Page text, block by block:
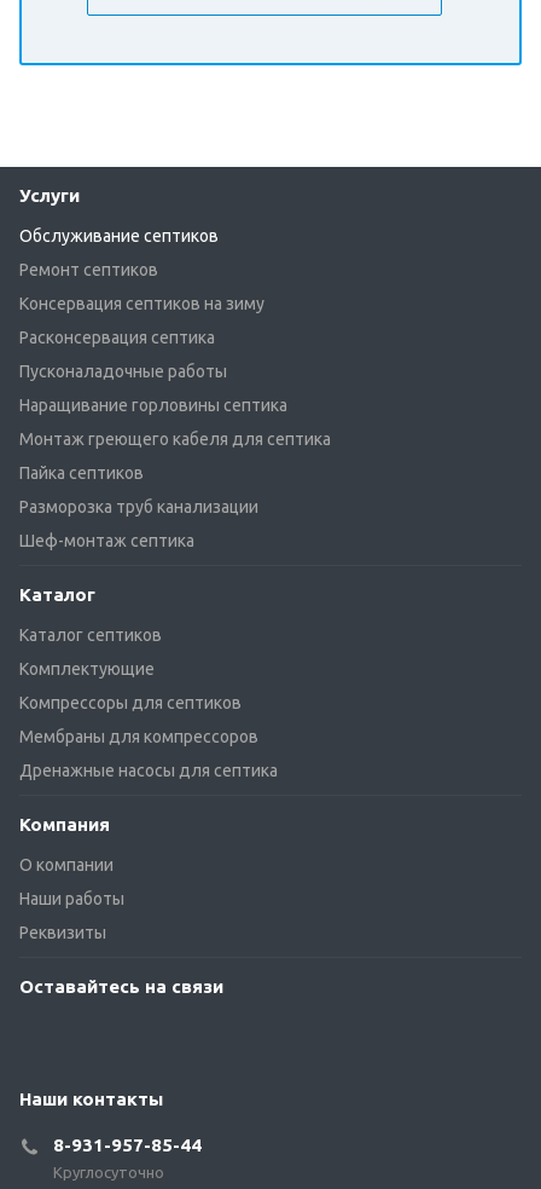
Услуги
Обслуживание септиков
Ремонт септиков
Консервация септиков на зиму
Расконсервация септика
Пусконаладочные работы
Наращивание горловины септика
Монтаж греющего кабеля для септика
Пайка септиков
Разморозка труб канализации
Шеф-монтаж септика
Каталог
Каталог септиков
Комплектующие
Компрессоры для септиков
Мембраны для компрессоров
Дренажные насосы для септика
Компания
О компании
Наши работы
Реквизиты
Оставайтесь на связи
Наши контакты
8-931-957-85-44
Круглосуточно